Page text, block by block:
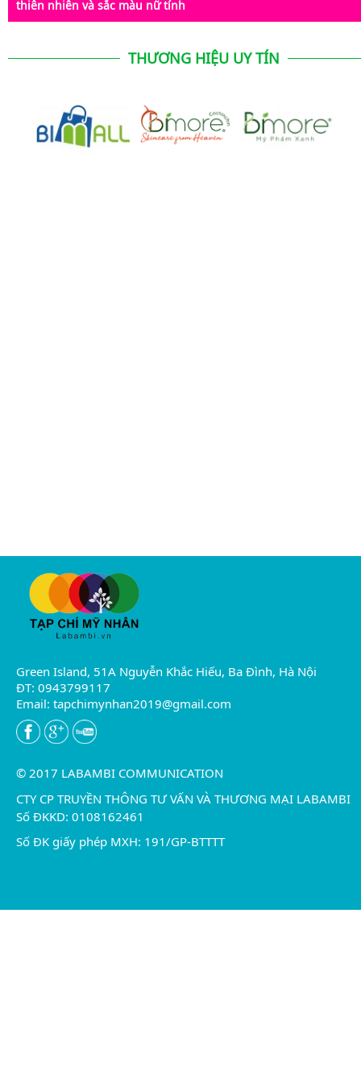
thiên nhiên và sắc màu nữ tính
THƯƠNG HIỆU UY TÍN
Green Island, 51A Nguyễn Khắc Hiếu, Ba Đình, Hà Nội
ĐT: 0943799117
Email: tapchimynhan2019@gmail.com
© 2017 LABAMBI COMMUNICATION
CTY CP TRUYỀN THÔNG TƯ VẤN VÀ THƯƠNG MẠI LABAMBI
Số ĐKKD: 0108162461
Số ĐK giấy phép MXH: 191/GP-BTTTT